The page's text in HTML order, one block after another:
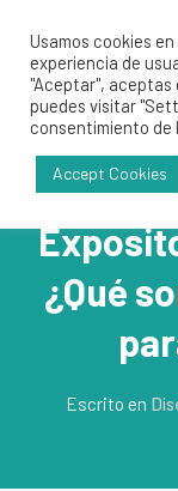
¿Qué
Escrito en
Usamos cookies
experiencia de
"Aceptar", aceptas
puedes visitar
consentimiento de
Accept Cookies